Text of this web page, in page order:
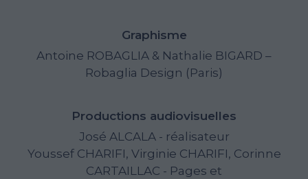
Graphisme
Antoine ROBAGLIA & Nathalie BIGARD –
Robaglia Design (Paris)
Productions audiovisuelles
José ALCALA - réalisateur
Youssef CHARIFI, Virginie CHARIFI, Corinne
CARTAILLAC - Pages et